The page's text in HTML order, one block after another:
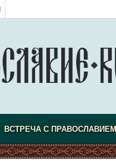
ВСТРЕЧА С ПРАВОСЛАВИЕМ